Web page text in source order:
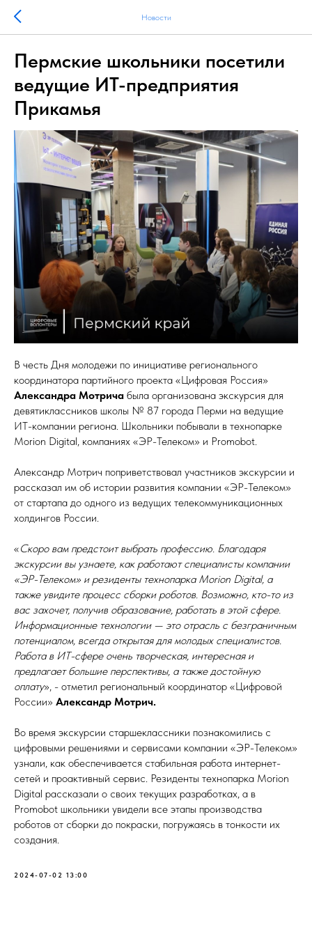
Новости
Пермские школьники посетили
ведущие ИТ-предприятия
Прикамья
В честь Дня молодежи по инициативе регионального
координатора партийного проекта «Цифровая Россия»
Александра Мотрича была организована экскурсия для
девятиклассников школы № 87 города Перми на ведущие
ИТ-компании региона. Школьники побывали в технопарке
Morion Digital, компаниях «ЭР-Телеком» и Promobot.
Александр Мотрич поприветствовал участников экскурсии и
рассказал им об истории развития компании «ЭР-Телеком»
от стартапа до одного из ведущих телекоммуникационных
холдингов России.
«Скоро вам предстоит выбрать профессию. Благодаря
экскурсии вы узнаете, как работают специалисты компании
«ЭР-Телеком» и резиденты технопарка Morion Digital, а
также увидите процесс сборки роботов. Возможно, кто-то из
вас захочет, получив образование, работать в этой сфере.
Информационные технологии — это отрасль с безграничным
потенциалом, всегда открытая для молодых специалистов.
Работа в ИТ-сфере очень творческая, интересная и
предлагает большие перспективы, а также достойную
оплату», - отметил региональный координатор «Цифровой
России» Александр Мотрич.
Во время экскурсии старшеклассники познакомились с
цифровыми решениями и сервисами компании «ЭР-Телеком»
узнали, как обеспечивается стабильная работа интернет-
сетей и проактивный сервис. Резиденты технопарка Morion
Digital рассказали о своих текущих разработках, а в
Promobot школьники увидели все этапы производства
роботов от сборки до покраски, погружаясь в тонкости их
создания.
2024-07-02 13:00